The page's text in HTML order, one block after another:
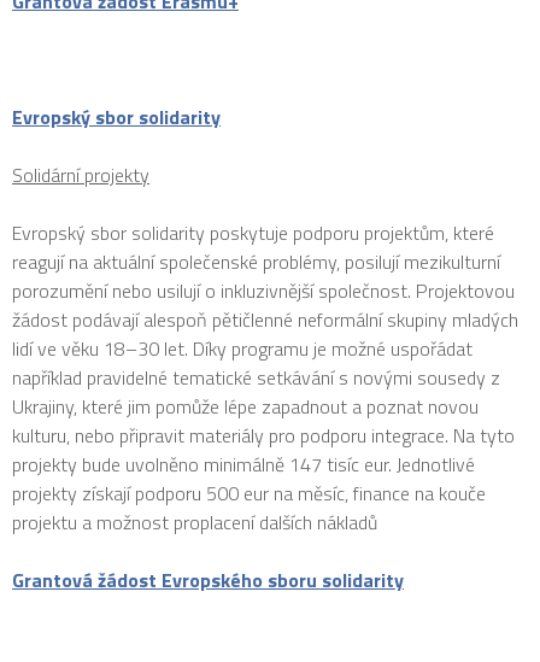
Evropský sbor solidarity
Solidární projekty
Evropský sbor solidarity poskytuje podporu projektům, které
reagují na aktuální společenské problémy, posilují mezikulturní
porozumění nebo usilují o inkluzivnější společnost. Projektovou
žádost podávají alespoň pětičlenné neformální skupiny mladých
lidí ve věku 18–30 let. Díky programu je možné uspořádat
například pravidelné tematické setkávání s novými sousedy z
Ukrajiny, které jim pomůže lépe zapadnout a poznat novou
kulturu, nebo připravit materiály pro podporu integrace. Na tyto
projekty bude uvolněno minimálně 147 tisíc eur. Jednotlivé
projekty získají podporu 500 eur na měsíc, finance na kouče
projektu a možnost proplacení dalších nákladů
Grantová žádost Evropského sboru solidarity